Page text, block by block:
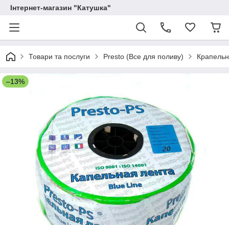
Інтернет-магазин "Катушка"
Товари та послуги Presto (Все для поливу)
–13%